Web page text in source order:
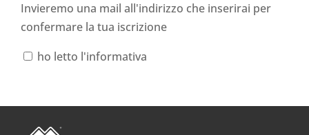
Invieremo una mail all'indirizzo che inserirai per
confermare la tua iscrizione
ho letto l'informativa